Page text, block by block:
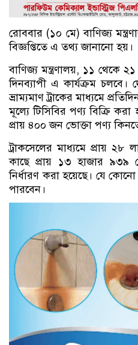
রোববার (১০ মে) বাণিজ্য
বিজ্ঞপ্তিতে এ তথ্য জানানো হয়।
বাণিজ্য মন্ত্রণালয়, ১১ থেকে
দিনব্যাপী এ কার্যক্রম চলবে।
ভ্রাম্যমাণ ট্রাকের মাধ্যমে
মূল্যে টিসিবির পণ্য বিক্রি করা
প্রায় ৪০০ জন ভোক্তা পণ্য
ট্রাকসেলের মাধ্যমে প্রায়
কাছে প্রায় ১৩ হাজার ৯৩৯
নির্ধারণ করা হয়েছে। যে
পারবেন।